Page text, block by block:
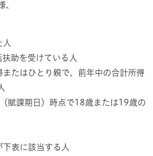
、
助を受けている人
たはひとり親で、前年中の合計所得
課期日）時点で18歳または19歳の
表に該当する人